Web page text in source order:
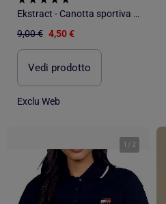
Ekstract - Canotta sportiva fluida
9,00 € 4,50 €
Vedi prodotto
Exclu Web
1 / 2